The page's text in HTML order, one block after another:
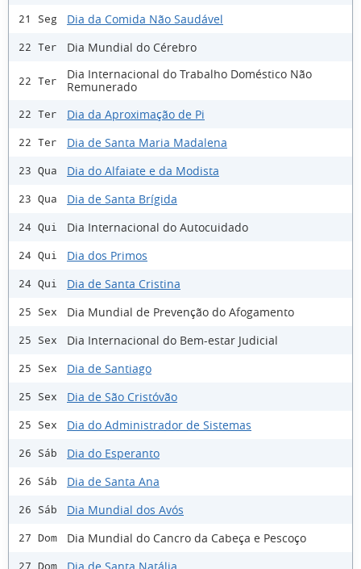
21 Seg Dia da Comida Não Saudável
22 Ter Dia Mundial do Cérebro
22 Ter
Dia Internacional do Trabalho Doméstico Não
Remunerado
22 Ter Dia da Aproximação de Pi
22 Ter Dia de Santa Maria Madalena
23 Qua Dia do Alfaiate e da Modista
23 Qua Dia de Santa Brígida
24 Qui Dia Internacional do Autocuidado
24 Qui Dia dos Primos
24 Qui Dia de Santa Cristina
25 Sex Dia Mundial de Prevenção do Afogamento
25 Sex Dia Internacional do Bem-estar Judicial
25 Sex Dia de Santiago
25 Sex Dia de São Cristóvão
25 Sex Dia do Administrador de Sistemas
26 Sáb Dia do Esperanto
26 Sáb Dia de Santa Ana
26 Sáb Dia Mundial dos Avós
27 Dom Dia Mundial do Cancro da Cabeça e Pescoço
27 Dom